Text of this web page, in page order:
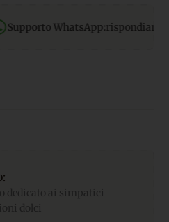
WhatsApp:rispondiamo a